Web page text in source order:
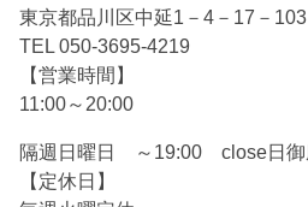
東京都品川区中延1－4－17－103
TEL 050-3695-4219
【営業時間】
11:00～20:00
隔週日曜日 ～19:00 close日御
【定休日】